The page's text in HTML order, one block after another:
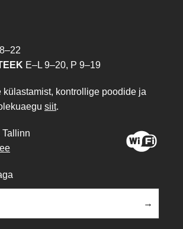
8–22
E–L 9–20, P 9–19
külastamist, kontrollige poodide ja
siit.